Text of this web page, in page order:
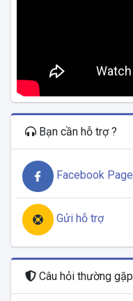
Bạn cần hỗ trợ ?
Facebook Page
Gửi hỗ trợ
Câu hỏi thường gặp